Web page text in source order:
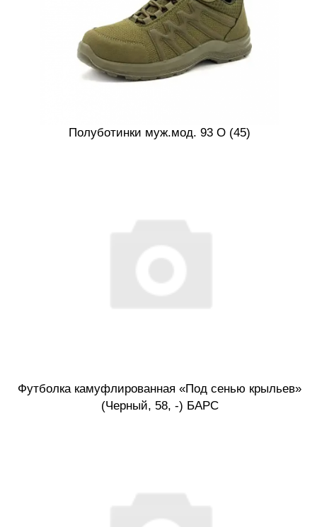
Полуботинки муж.мод. 93 О (45)
Футболка камуфлированная «Под сенью крыльев»
(Черный, 58, -) БАРС